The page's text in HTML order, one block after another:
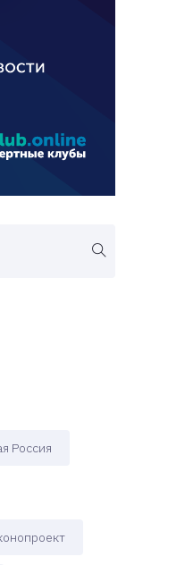
Россия